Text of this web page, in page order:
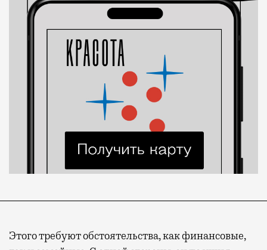
Этого требуют обстоятельства, как финансовые,